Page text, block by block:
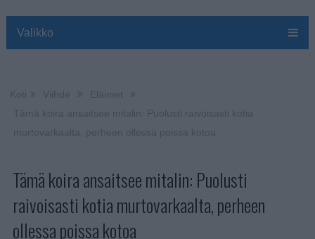
Valikko
Tämä koira ansaitsee mitalin: Puolusti
raivoisasti kotia murtovarkaalta, perheen
ollessa poissa kotoa